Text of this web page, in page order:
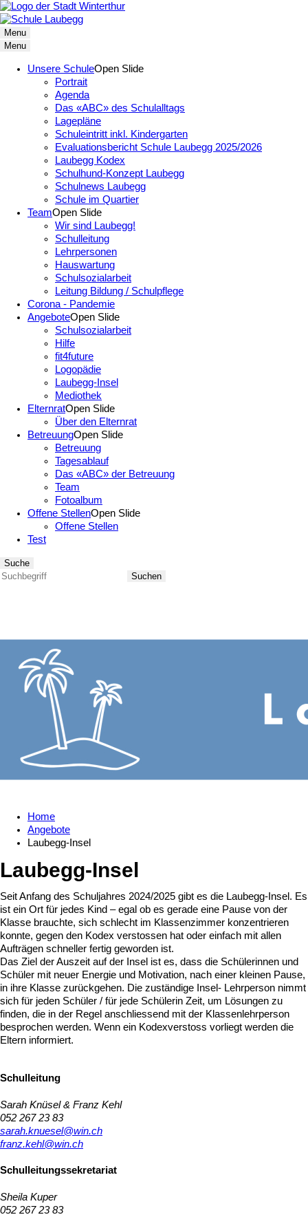
Menu
Menu
Unsere SchuleOpen Slide
Portrait
Agenda
Das «ABC» des Schulalltags
Lagepläne
Schuleintritt inkl. Kindergarten
Evaluationsbericht Schule Laubegg 2025/2026
Laubegg Kodex
Schulhund-Konzept Laubegg
Schulnews Laubegg
Schule im Quartier
TeamOpen Slide
Wir sind Laubegg!
Schulleitung
Lehrpersonen
Hauswartung
Schulsozialarbeit
Leitung Bildung / Schulpflege
Corona - Pandemie
AngeboteOpen Slide
Schulsozialarbeit
Hilfe
fit4future
Logopädie
Laubegg-Insel
Mediothek
ElternratOpen Slide
Über den Elternrat
BetreuungOpen Slide
Betreuung
Tagesablauf
Das «ABC» der Betreuung
Team
Fotoalbum
Offene StellenOpen Slide
Offene Stellen
Test
Suche
Suchen
Home
Angebote
Laubegg-Insel
Laubegg-Insel
Seit Anfang des Schuljahres 2024/2025 gibt es die Laubegg-Insel. Es
ist ein Ort für jedes Kind – egal ob es gerade eine Pause von der
Klasse brauchte, sich schlecht im Klassenzimmer konzentrieren
konnte, gegen den Kodex verstossen hat oder einfach mit allen
Aufträgen schneller fertig geworden ist.
Das Ziel der Auszeit auf der Insel ist es, dass die Schülerinnen und
Schüler mit neuer Energie und Motivation, nach einer kleinen Pause,
in ihre Klasse zurückgehen. Die zuständige Insel- Lehrperson nimmt
sich für jeden Schüler / für jede Schülerin Zeit, um Lösungen zu
finden, die in der Regel anschliessend mit der Klassenlehrperson
besprochen werden. Wenn ein Kodexverstoss vorliegt werden die
Eltern informiert.
Schulleitung
Sarah Knüsel & Franz Kehl
052 267 23 83
sarah.knuesel@win.ch
franz.kehl@win.ch
Schulleitungssekretariat
Sheila Kuper
052 267 23 83